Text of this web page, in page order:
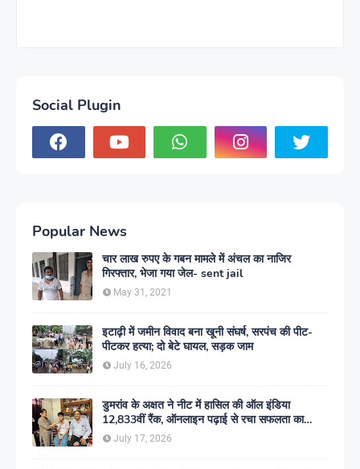
Social Plugin
Popular News
चार लाख रुपए के गबन मामले में अंचल का नाजिर
गिरफ्तार, भेजा गया जेल- sent jail
May 31, 2021
इटाढ़ी में जमीन विवाद बना खूनी संघर्ष, सरपंच की पीट-
पीटकर हत्या; दो बेटे घायल, सड़क जाम
July 16, 2026
डुमरांव के अक्षत ने नीट में हासिल की ऑल इंडिया
12,833वीं रैंक, ऑनलाइन पढ़ाई से रचा सफलता का
इतिहास
July 17, 2026